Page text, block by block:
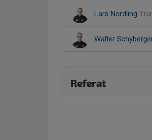
Lars Nordling
Walter
Referat